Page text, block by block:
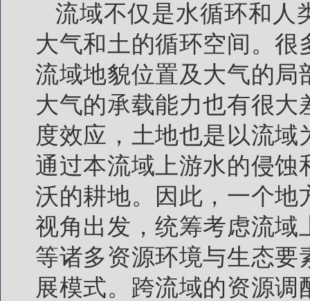
流域不仅是水循环和人
大气和土的循环空间。
流域地貌位置及大气的
大气的承载能力也有很
度效应，土地也是以流
通过本流域上游水的侵
沃的耕地。因此，一个地
视角出发，统筹考虑流域
等诸多资源环境与生态
展模式。跨流域的资源